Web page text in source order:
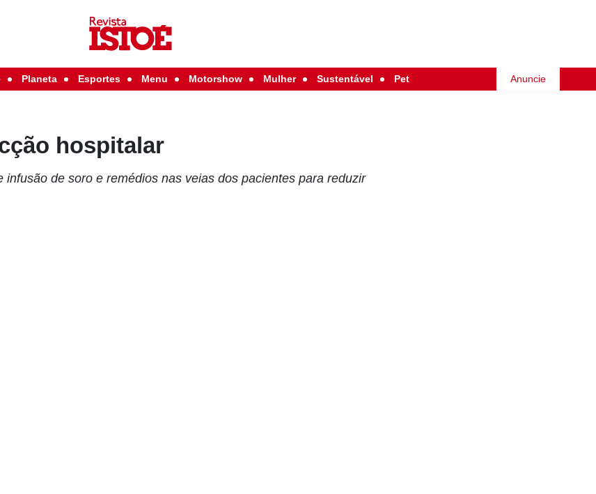
Planeta Esportes Menu Motorshow Mulher Sustentável Pet Anuncie
hospitalar
infusão de soro e remédios nas veias dos pacientes para reduzir